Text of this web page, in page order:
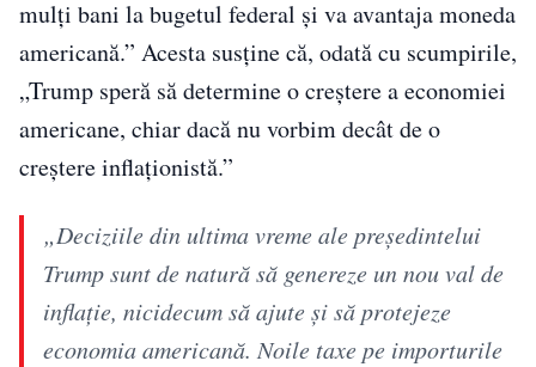
mulți bani la bugetul federal și va avantaja moneda
americană.” Acesta susține că, odată cu scumpirile,
„Trump speră să determine o creștere a economiei
americane, chiar dacă nu vorbim decât de o
creștere inflaționistă.”
„Deciziile din ultima vreme ale preşedintelui
Trump sunt de natură să genereze un nou val de
inflaţie, nicidecum să ajute şi să protejeze
economia americană. Noile taxe pe importurile